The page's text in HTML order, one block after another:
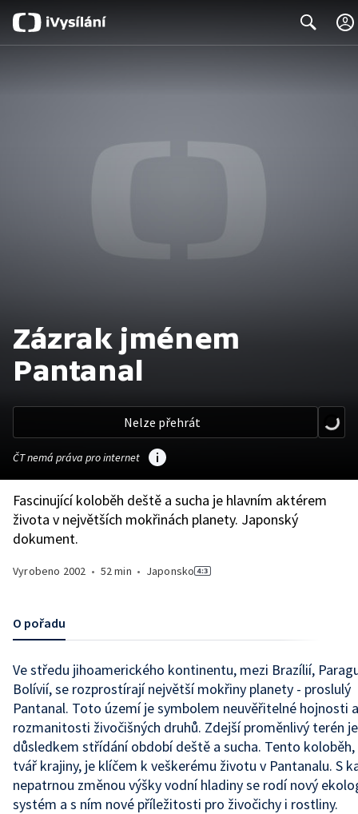
Zázrak jménem
Pantanal
Nelze přehrát
ČT nemá práva pro internet
Fascinující koloběh deště a sucha je hlavním aktérem
života v největších mokřinách planety. Japonský
dokument.
Vyrobeno 2002 • 52 min • Japonsko
O pořadu
Ve středu jihoamerického kontinentu, mezi Brazílií,
Bolívií, se rozprostírají největší mokřiny planety - proslulý
Pantanal. Toto území je symbolem neuvěřitelné hojnosti a
rozmanitosti živočišných druhů. Zdejší proměnlivý terén je
důsledkem střídání období deště a sucha. Tento
tvář krajiny, je klíčem k veškerému životu v Pantanalu. S
nepatrnou změnou výšky vodní hladiny se rodí nový
systém a s ním nové příležitosti pro živočichy i rostliny.